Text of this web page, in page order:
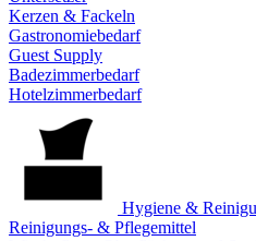
Kerzen & Fackeln
Gastronomiebedarf
Guest Supply
Badezimmerbedarf
Hotelzimmerbedarf
Hygiene &
Reinigungs- & Pflegemittel